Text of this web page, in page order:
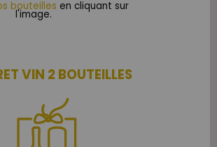
bouteilles en cliquant sur
l'image.
VIN 2 BOUTEILLES